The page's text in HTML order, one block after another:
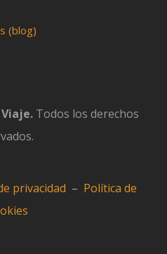
(blog)
Todos los derechos
privacidad – Política de